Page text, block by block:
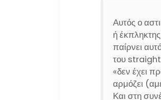
Αυτός ο
ή
παίρνει
του straight
«δεν έχει
αρμόζει
Και στη